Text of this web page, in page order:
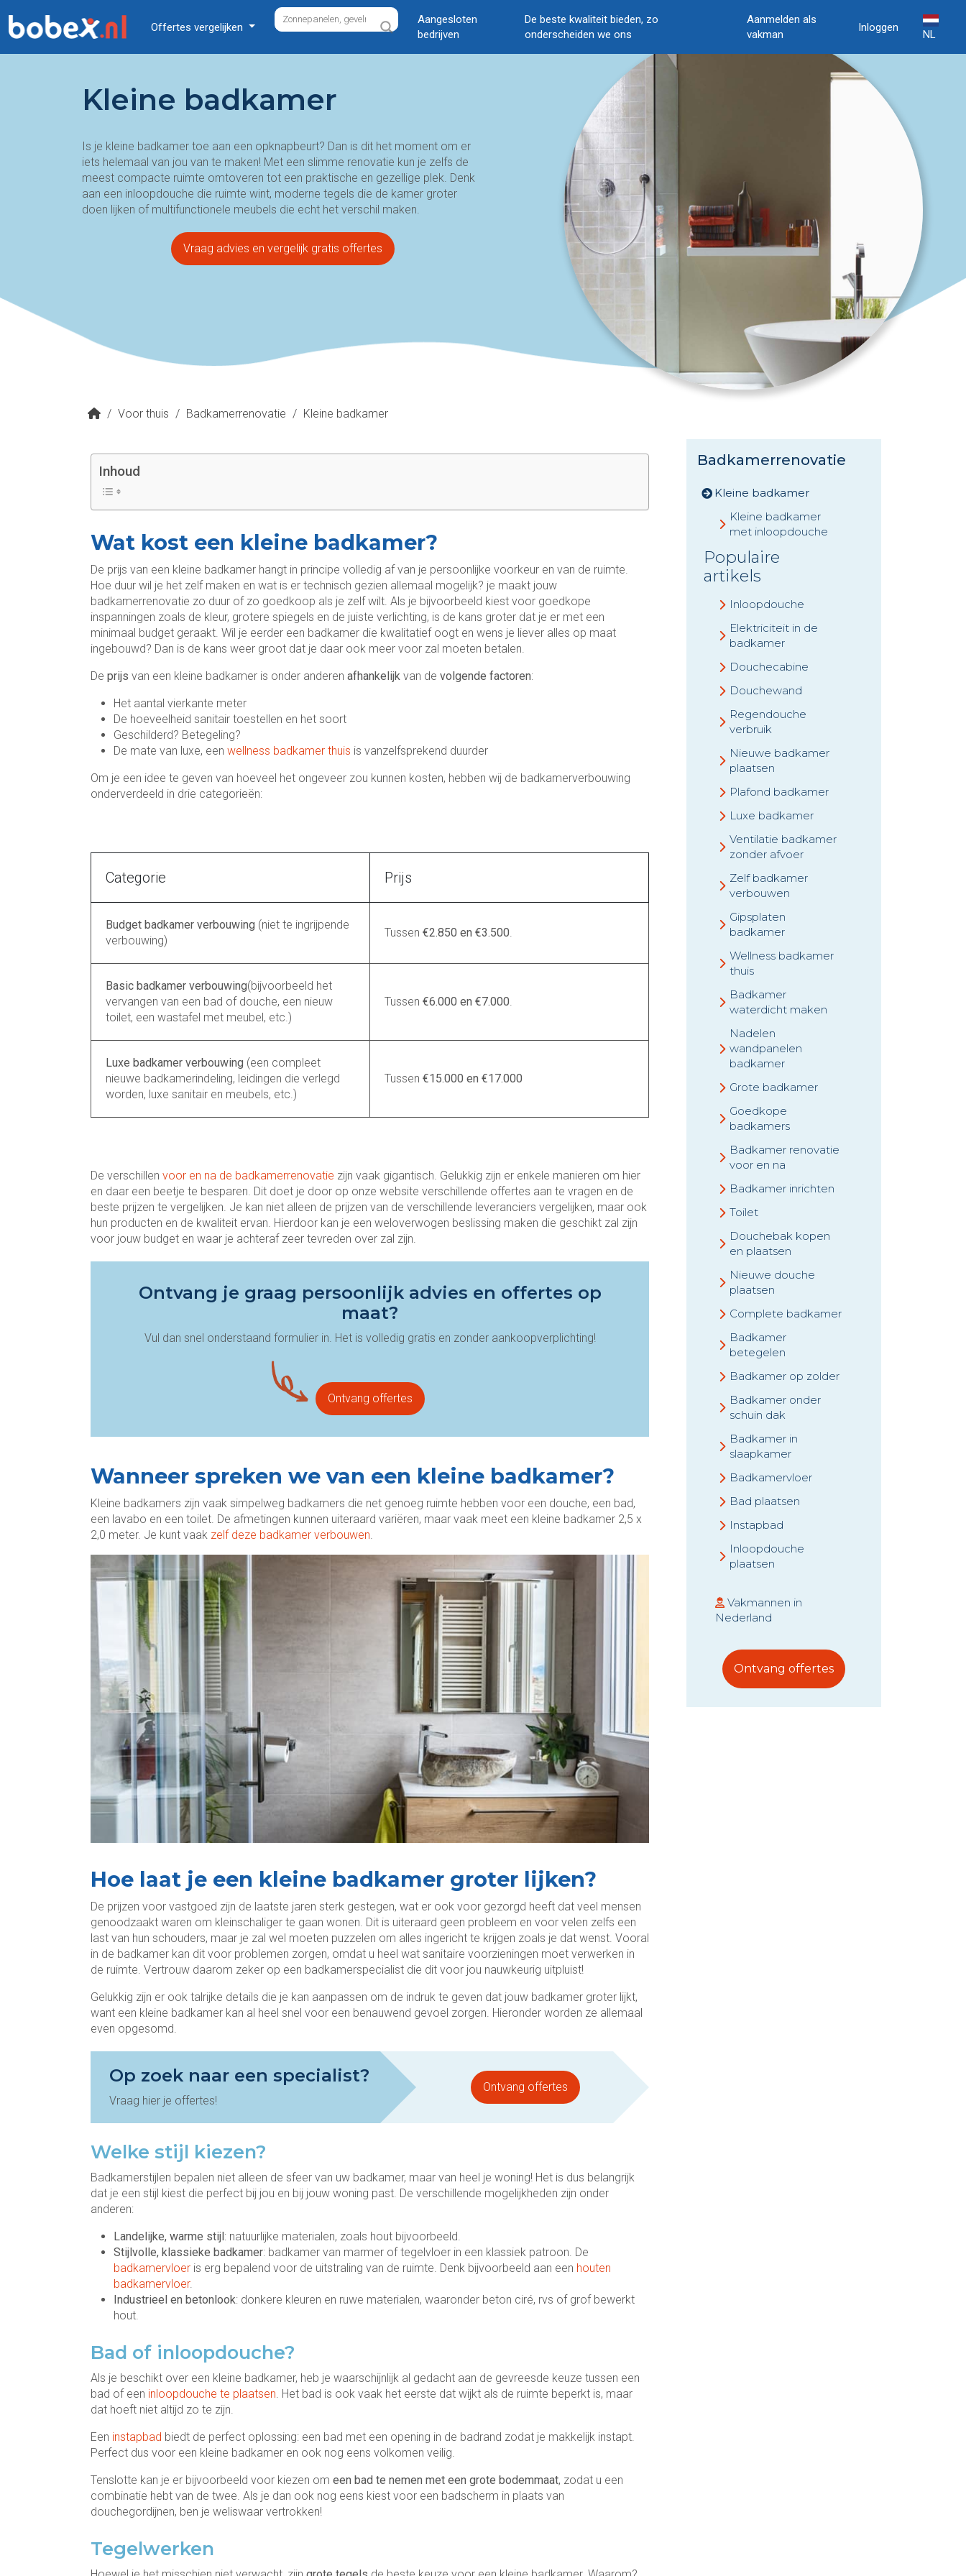
Offertes vergelijken
Aangesloten
bedrijven
De beste kwaliteit bieden, zo
onderscheiden we ons
Aanmelden als
vakman
Inloggen
NL
Kleine badkamer
Is je kleine badkamer toe aan een opknapbeurt? Dan is dit het moment om er
iets helemaal van jou van te maken! Met een slimme renovatie kun je zelfs de
meest compacte ruimte omtoveren tot een praktische en gezellige plek. Denk
aan een inloopdouche die ruimte wint, moderne tegels die de kamer groter
doen lijken of multifunctionele meubels die echt het verschil maken.
Vraag advies en vergelijk gratis offertes
/ Voor thuis / Badkamerrenovatie / Kleine badkamer
Inhoud
Wat kost een kleine badkamer?
De prijs van een kleine badkamer hangt in principe volledig af van je persoonlijke voorkeur en van de ruimte.
Hoe duur wil je het zelf maken en wat is er technisch gezien allemaal mogelijk? je maakt jouw
badkamerrenovatie zo duur of zo goedkoop als je zelf wilt. Als je bijvoorbeeld kiest voor goedkope
inspanningen zoals de kleur, grotere spiegels en de juiste verlichting, is de kans groter dat je er met een
minimaal budget geraakt. Wil je eerder een badkamer die kwalitatief oogt en wens je liever alles op maat
ingebouwd? Dan is de kans weer groot dat je daar ook meer voor zal moeten betalen.
De prijs van een kleine badkamer is onder anderen afhankelijk van de volgende factoren:
Het aantal vierkante meter
De hoeveelheid sanitair toestellen en het soort
Geschilderd? Betegeling?
De mate van luxe, een wellness badkamer thuis is vanzelfsprekend duurder
Om je een idee te geven van hoeveel het ongeveer zou kunnen kosten, hebben wij de badkamerverbouwing
onderverdeeld in drie categorieën:
Categorie Prijs
Budget badkamer verbouwing (niet te ingrijpende
verbouwing)
Tussen €2.850 en €3.500.
Basic badkamer verbouwing(bijvoorbeeld het
vervangen van een bad of douche, een nieuw
toilet, een wastafel met meubel, etc.)
Tussen €6.000 en €7.000.
Luxe badkamer verbouwing (een compleet
nieuwe badkamerindeling, leidingen die verlegd
worden, luxe sanitair en meubels, etc.)
Tussen €15.000 en €17.000
De verschillen voor en na de badkamerrenovatie zijn vaak gigantisch. Gelukkig zijn er enkele manieren om hier
en daar een beetje te besparen. Dit doet je door op onze website verschillende offertes aan te vragen en de
beste prijzen te vergelijken. Je kan niet alleen de prijzen van de verschillende leveranciers vergelijken, maar ook
hun producten en de kwaliteit ervan. Hierdoor kan je een weloverwogen beslissing maken die geschikt zal zijn
voor jouw budget en waar je achteraf zeer tevreden over zal zijn.
Ontvang je graag persoonlijk advies en offertes op
maat?
Vul dan snel onderstaand formulier in. Het is volledig gratis en zonder aankoopverplichting!
Ontvang offertes
Wanneer spreken we van een kleine badkamer?
Kleine badkamers zijn vaak simpelweg badkamers die net genoeg ruimte hebben voor een douche, een bad,
een lavabo en een toilet. De afmetingen kunnen uiteraard variëren, maar vaak meet een kleine badkamer 2,5 x
2,0 meter. Je kunt vaak zelf deze badkamer verbouwen.
Hoe laat je een kleine badkamer groter lijken?
De prijzen voor vastgoed zijn de laatste jaren sterk gestegen, wat er ook voor gezorgd heeft dat veel mensen
genoodzaakt waren om kleinschaliger te gaan wonen. Dit is uiteraard geen probleem en voor velen zelfs een
last van hun schouders, maar je zal wel moeten puzzelen om alles ingericht te krijgen zoals je dat wenst. Vooral
in de badkamer kan dit voor problemen zorgen, omdat u heel wat sanitaire voorzieningen moet verwerken in
de ruimte. Vertrouw daarom zeker op een badkamerspecialist die dit voor jou nauwkeurig uitpluist!
Gelukkig zijn er ook talrijke details die je kan aanpassen om de indruk te geven dat jouw badkamer groter lijkt,
want een kleine badkamer kan al heel snel voor een benauwend gevoel zorgen. Hieronder worden ze allemaal
even opgesomd.
Op zoek naar een specialist?
Vraag hier je offertes!
Ontvang offertes
Welke stijl kiezen?
Badkamerstijlen bepalen niet alleen de sfeer van uw badkamer, maar van heel je woning! Het is dus belangrijk
dat je een stijl kiest die perfect bij jou en bij jouw woning past. De verschillende mogelijkheden zijn onder
anderen:
Landelijke, warme stijl : natuurlijke materialen, zoals hout bijvoorbeeld.
Stijlvolle, klassieke badkamer: badkamer van marmer of tegelvloer in een klassiek patroon. De
badkamervloer is erg bepalend voor de uitstraling van de ruimte. Denk bijvoorbeeld aan een houten
badkamervloer.
Industrieel en betonlook: donkere kleuren en ruwe materialen, waaronder beton ciré, rvs of grof bewerkt
hout.
Bad of inloopdouche?
Als je beschikt over een kleine badkamer, heb je waarschijnlijk al gedacht aan de gevreesde keuze tussen een
bad of een inloopdouche te plaatsen. Het bad is ook vaak het eerste dat wijkt als de ruimte beperkt is, maar
dat hoeft niet altijd zo te zijn.
Een instapbad biedt de perfect oplossing: een bad met een opening in de badrand zodat je makkelijk instapt.
Perfect dus voor een kleine badkamer en ook nog eens volkomen veilig.
Tenslotte kan je er bijvoorbeeld voor kiezen om een bad te nemen met een grote bodemmaat, zodat u een
combinatie hebt van de twee. Als je dan ook nog eens kiest voor een badscherm in plaats van
douchegordijnen, ben je weliswaar vertrokken!
Tegelwerken
Badkamerrenovatie
Kleine badkamer
Kleine badkamer
met inloopdouche
Populaire
artikels
Inloopdouche
Elektriciteit in de
badkamer
Douchecabine
Douchewand
Regendouche
verbruik
Nieuwe badkamer
plaatsen
Plafond badkamer
Luxe badkamer
Ventilatie badkamer
zonder afvoer
Zelf badkamer
verbouwen
Gipsplaten
badkamer
Wellness badkamer
thuis
Badkamer
waterdicht maken
Nadelen
wandpanelen
badkamer
Grote badkamer
Goedkope
badkamers
Badkamer renovatie
voor en na
Badkamer inrichten
Toilet
Douchebak kopen
en plaatsen
Nieuwe douche
plaatsen
Complete badkamer
Badkamer
betegelen
Badkamer op zolder
Badkamer onder
schuin dak
Badkamer in
slaapkamer
Badkamervloer
Bad plaatsen
Instapbad
Inloopdouche
plaatsen
Vakmannen in
Nederland
Ontvang offertes